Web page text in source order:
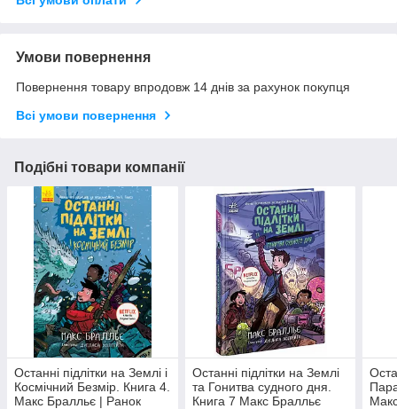
Умови повернення
Повернення товару впродовж 14 днів за рахунок покупця
Всі умови повернення
Подібні товари компанії
Останні підлітки на Землі і
Космічний Безмір. Книга 4.
Макс Бралльє | Ранок
Останні підлітки на Землі
та Гонитва судного дня.
Книга 7 Макс Бралльє